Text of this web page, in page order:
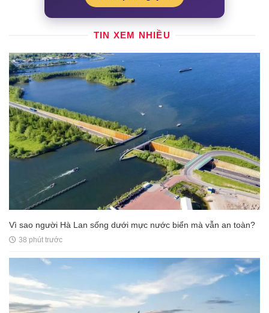
TIN XEM NHIỀU
Vì sao người Hà Lan sống dưới mực nước biển mà vẫn an toàn?
38 phút trước